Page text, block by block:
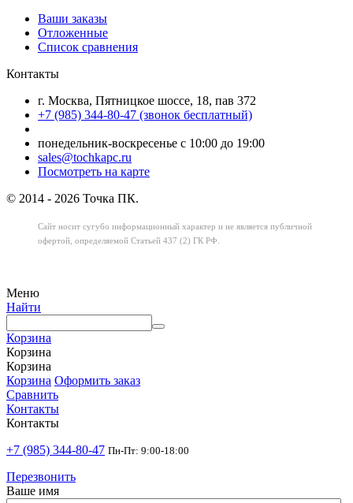
Ваши заказы
Отложенные
Список сравнения
Контакты
г. Москва, Пятницкое шоссе, 18, пав 372
+7 (985) 344-80-47 (звонок бесплатный)
понедельник-воскресенье с 10:00 до 19:00
sales@tochkapc.ru
Посмотреть на карте
© 2014 - 2026 Точка ПК.
Сайт носит сугубо информационный характер и не является публичной
офертой, определяемой Статьей 437 (2) ГК РФ.
Меню
Найти
Корзина
Корзина
Корзина
Корзина Оформить заказ
Сравнить
Контакты
Контакты
+7 (985) 344-80-47 Пн-Пт: 9:00-18:00
Перезвонить
Ваше имя